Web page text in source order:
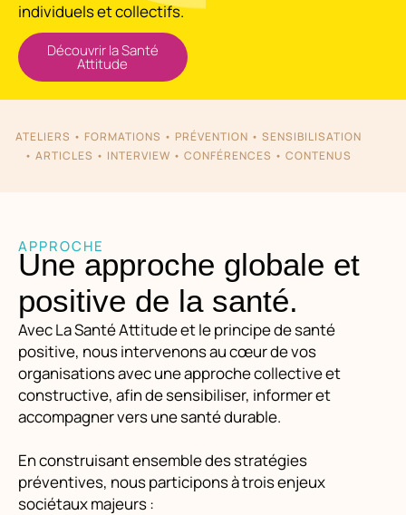
individuels et collectifs.
Découvrir la Santé
Attitude
ATELIERS • FORMATIONS • PRÉVENTION • SENSIBILISATION
• ARTICLES • INTERVIEW • CONFÉRENCES • CONTENUS
APPROCHE
Une approche globale et
positive de la santé.
Avec La Santé Attitude et le principe de santé
positive, nous intervenons au cœur de vos
organisations avec une approche collective et
constructive, afin de sensibiliser, informer et
accompagner vers une santé durable.
En construisant ensemble des stratégies
préventives, nous participons à trois enjeux
sociétaux majeurs :